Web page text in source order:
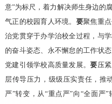
意”为标尺，着力解决师生身边的
气正的校园育人环境。 要聚焦重
治党贯穿于办学治校全过程，与
的奋斗姿态、永不懈怠的工作状
党建引领学校高质量发展。要压
层传导压力，级级压实责任，推
严”转变，从“重点严”向“全面严